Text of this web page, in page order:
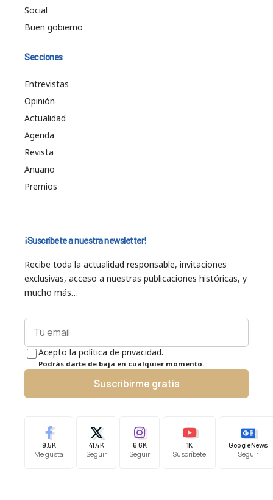
Social
Buen gobierno
Secciones
Entrevistas
Opinión
Actualidad
Agenda
Revista
Anuario
Premios
¡Suscríbete a nuestra newsletter!
Recibe toda la actualidad responsable, invitaciones
exclusivas, acceso a nuestras publicaciones históricas, y
mucho más…
Acepto la política de privacidad.
Podrás darte de baja en cualquier momento.
Suscribirme gratis
9.5K
Me gusta
41.4K
Seguir
6.6K
Seguir
1K
Suscríbete
Google News
Seguir